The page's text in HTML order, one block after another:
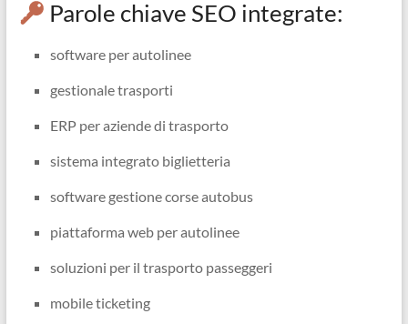
Parole chiave SEO integrate:
software per autolinee
gestionale trasporti
ERP per aziende di trasporto
sistema integrato biglietteria
software gestione corse autobus
piattaforma web per autolinee
soluzioni per il trasporto passeggeri
mobile ticketing